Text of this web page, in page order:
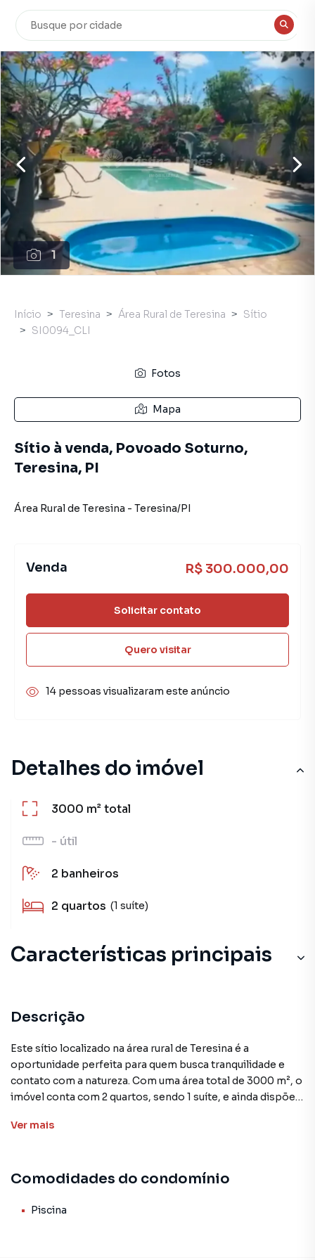
1
Detalhes do imóvel
3000 m²total
- útil
2 banheiros
2 quartos (1 suíte)
Características principais
Descrição
Este sítio localizado na área rural de Teresina é a
oportunidade perfeita para quem busca tranquilidade e
contato com a natureza. Com uma área total de 3000 m², o
imóvel conta com 2 quartos, sendo 1 suíte, e ainda dispõe
sítio é de R$ 300.000, tornando-o um excelente
visita hoje mesmo!
Ver mais
Comodidades do condomínio
Piscina
Início Teresina Área Rural de Teresina
Sítio
SI0094_CLI
Fotos
Mapa
Sítio à venda, Povoado Soturno,
Teresina, PI
Área Rural de Teresina - Teresina/PI
Venda R$ 300.000,00
Solicitar contato
Quero visitar
14 pessoas visualizaram este anúncio